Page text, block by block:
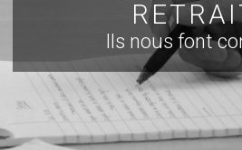
Ils nous font